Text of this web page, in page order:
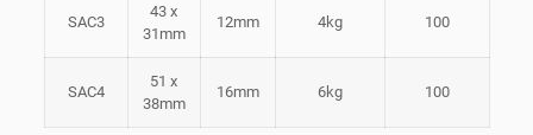
SAC3
43 x
31mm
12mm 4kg 100
SAC4
51 x
38mm
16mm 6kg 100